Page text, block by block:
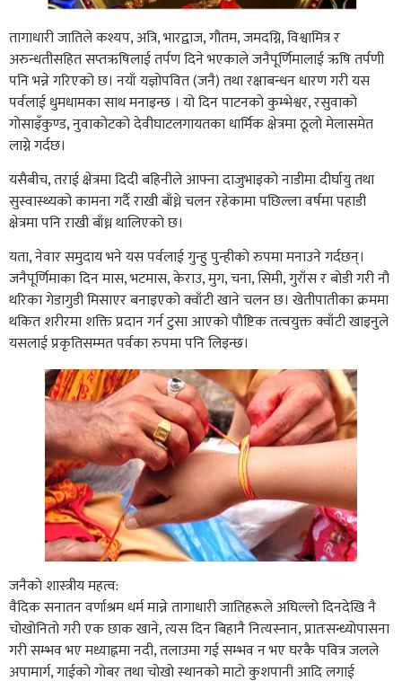
तागाधारी जातिले कश्यप, अत्रि, भारद्वाज, गौतम, जमदग्नि, विश्वामित्र र
अरुन्धतीसहित सप्तऋषिलाई तर्पण दिने भएकाले जनैपूर्णिमालाई ऋषि तर्पणी
पनि भन्ने गरिएको छ। नयाँ यज्ञोपवित (जनै) तथा रक्षाबन्धन धारण गरी यस
पर्वलाई धुमधामका साथ मनाइन्छ । यो दिन पाटनको कुम्भेश्वर, रसुवाको
गोसाइँकुण्ड, नुवाकोटको देवीघाटलगायतका धार्मिक क्षेत्रमा ठूलो मेलासमेत
लाग्ने गर्दछ।
यसैबीच, तराई क्षेत्रमा दिदी बहिनीले आफ्ना दाजुभाइको नाडीमा दीर्घायु तथा
सुस्वास्थ्यको कामना गर्दै राखी बाँध्ने चलन रहेकामा पछिल्ला वर्षमा पहाडी
क्षेत्रमा पनि राखी बाँध्न थालिएको छ।
यता, नेवार समुदाय भने यस पर्वलाई गुन्हु पुन्हीको रुपमा मनाउने गर्दछन्।
जनैपूर्णिमाका दिन मास, भटमास, केराउ, मुग, चना, सिमी, गुराँस र बोडी गरी नौ
थरिका गेडागुडी मिसाएर बनाइएको क्वाँटी खाने चलन छ। खेतीपातीका क्रममा
थकित शरीरमा शक्ति प्रदान गर्न टुसा आएको पौष्टिक तत्वयुक्त क्वाँटी खाइनुले
यसलाई प्रकृतिसम्मत पर्वका रुपमा पनि लिइन्छ।
जनैकाे शास्त्रीय महत्व:
वैदिक सनातन वर्णाश्रम धर्म मान्ने तागाधारी जातिहरूले अघिल्लो दिनदेखि नै
चोखोनितो गरी एक छाक खाने, त्यस दिन बिहानै नित्यस्नान, प्रातःसन्ध्योपासना
गरी सम्भव भए मध्याह्नमा नदी, तलाउमा गई सम्भव न भए घरकै पवित्र जलले
अपामार्ग, गाईको गोबर तथा चोखो स्थानको माटो कुशपानी आदि लगाई